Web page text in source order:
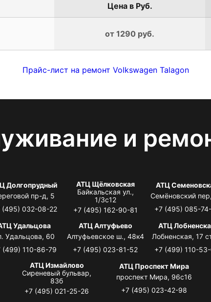
Цена в Руб.
от 1290 руб.
Прайс-лист на ремонт Volkswagen Talagon
и
Долгопрудный
пр-д, 5
(495) 032-08-22
АТЦ Щёлковская
Байкальская ул.,
1/3с12
+7 (495) 162-90-81
АТЦ
Семёновский
+7 (495) 085-
Удальцова
Удальцова, 60
(499) 110-86-79
АТЦ Алтуфьево
Алтуфьевское ш., 48к4
+7 (495) 023-81-52
АТЦ
Лобненская, 17
+7 (499) 110-
АТЦ Измайлово
Сиреневый бульвар,
83б
+7 (495) 021-25-26
АТЦ Проспект Мира
проспект Мира, 96с16
+7 (495) 023-42-98